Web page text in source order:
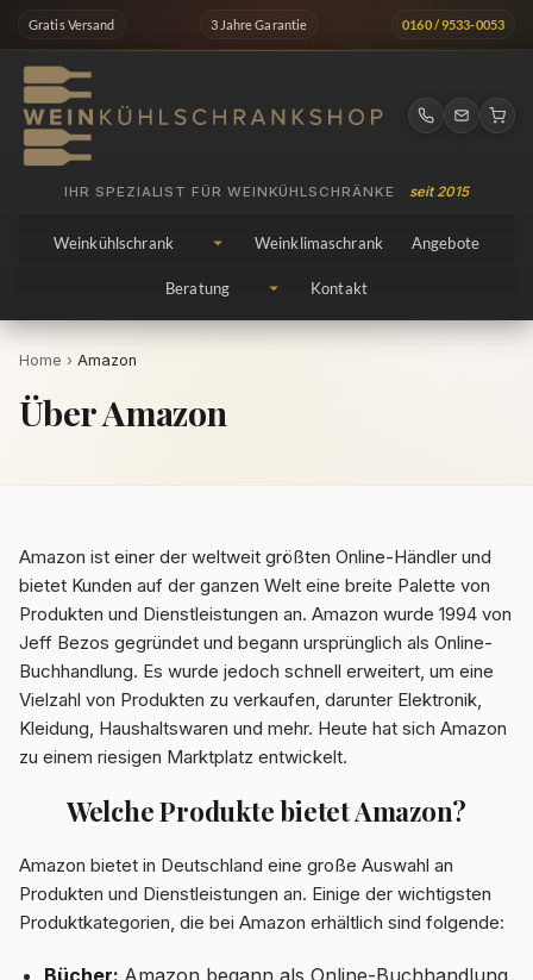
springen
Gratis Versand 3 Jahre Garantie 0160 / 9533-0053
IHR SPEZIALIST FÜR WEINKÜHLSCHRÄNKE seit 2015
Weinkühlschrank Weinklimaschrank Angebote
Beratung Kontakt
Home › Amazon
Über Amazon
Amazon ist einer der weltweit größten Online-Händler und
bietet Kunden auf der ganzen Welt eine breite Palette von
Produkten und Dienstleistungen an. Amazon wurde 1994 von
Jeff Bezos gegründet und begann ursprünglich als Online-
Buchhandlung. Es wurde jedoch schnell erweitert, um eine
Vielzahl von Produkten zu verkaufen, darunter Elektronik,
Kleidung, Haushaltswaren und mehr. Heute hat sich Amazon
zu einem riesigen Marktplatz entwickelt.
Welche Produkte bietet Amazon?
Amazon bietet in Deutschland eine große Auswahl an
Produkten und Dienstleistungen an. Einige der wichtigsten
Produktkategorien, die bei Amazon erhältlich sind folgende:
Bücher: Amazon begann als Online-Buchhandlung